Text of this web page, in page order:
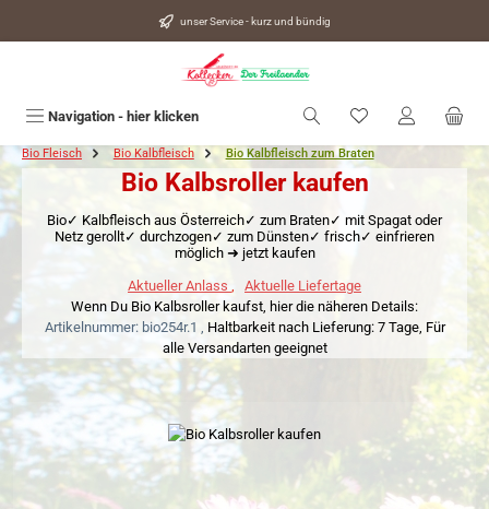
unser Service - kurz und bündig
Navigation - hier klicken Du hast 0
Bio Fleisch Bio Kalbfleisch Bio Kalbfleisch zum Braten
Bio Kalbsroller kaufen
Bio✓ Kalbfleisch aus Österreich✓ zum Braten✓ mit Spagat oder
Netz gerollt✓ durchzogen✓ zum Dünsten✓ frisch✓ einfrieren
möglich ➜ jetzt kaufen
Aktueller Anlass
Aktuelle Liefertage
Wenn Du Bio Kalbsroller kaufst, hier die näheren Details:
Artikelnummer: bio254r.1 , Haltbarkeit nach Lieferung: 7 Tage, Für
alle Versandarten geeignet
Bildergalerie überspringen